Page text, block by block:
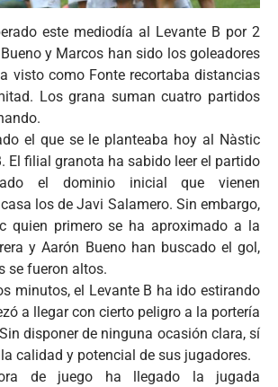
este mediodía al Levante B por2
Buenoy Marcos han sido losgoleadores
visto como Fonte recortaba distancias
. Losgrana suman cuatro partidos
.
el quese le planteaba hoy al Nàstic
El filial granota ha sabido leer el partido
el dominio inicialque vienen
los de Javi Salamero. Sin embargo,
quien primero se ha aproximado a la
yAarón Bueno han buscado el gol,
se fueron altos.
minutos, el Levante B ha ido estirando
a llegar con cierto peligro a la portería
disponer de ninguna ocasión clara, sí
calidad y potencial de sus jugadores.
de juego ha llegado la jugada